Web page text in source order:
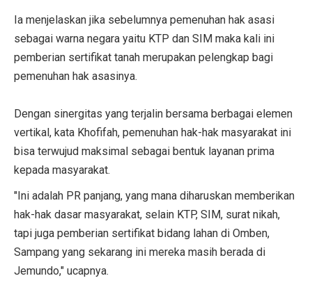
Ia menjelaskan jika sebelumnya pemenuhan hak asasi
sebagai warna negara yaitu KTP dan SIM maka kali ini
pemberian sertifikat tanah merupakan pelengkap bagi
pemenuhan hak asasinya.
Dengan sinergitas yang terjalin bersama berbagai elemen
vertikal, kata Khofifah, pemenuhan hak-hak masyarakat ini
bisa terwujud maksimal sebagai bentuk layanan prima
kepada masyarakat.
"Ini adalah PR panjang, yang mana diharuskan memberikan
hak-hak dasar masyarakat, selain KTP, SIM, surat nikah,
tapi juga pemberian sertifikat bidang lahan di Omben,
Sampang yang sekarang ini mereka masih berada di
Jemundo," ucapnya.